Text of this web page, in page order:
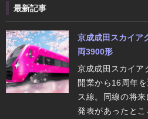
最新記事
京成成田スカイア
両3900形
京成成田スカイア
開業から16周年
ス線。同線の将
発表があったとこ